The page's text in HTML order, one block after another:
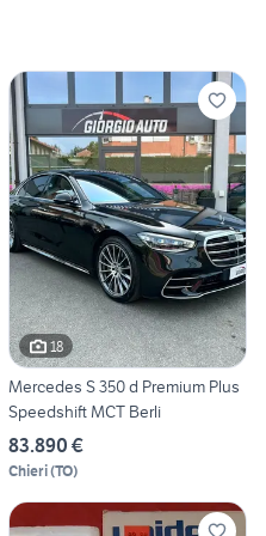
18
Mercedes S 350 d Premium Plus
Speedshift MCT Berli
83.890 €
Chieri(TO)